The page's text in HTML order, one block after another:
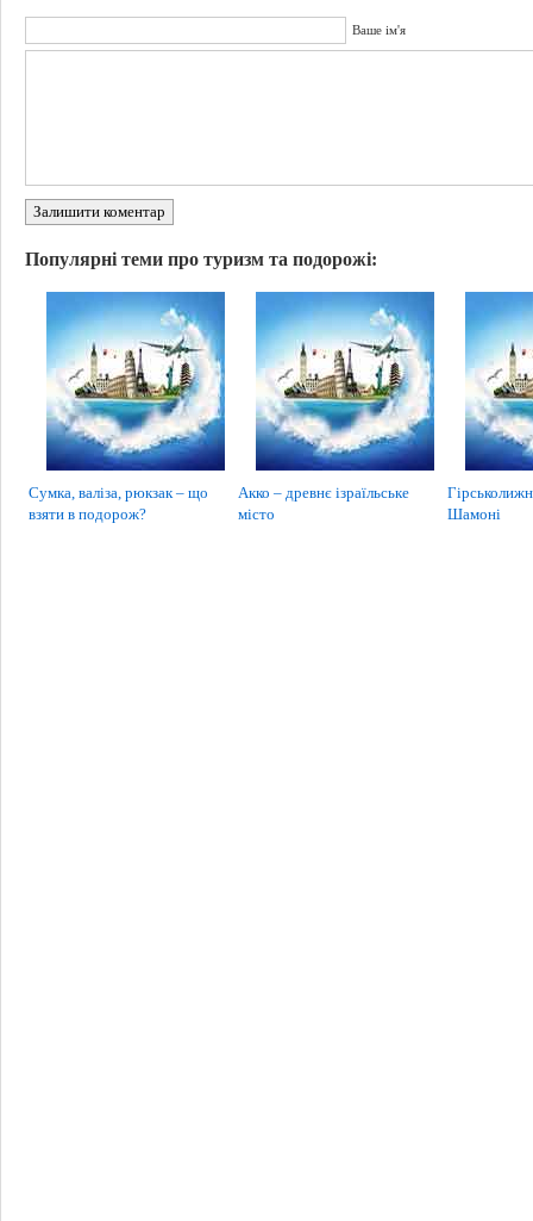
Ваше ім'я
Залишити коментар
Популярні теми про туризм та подорожі:
Сумка, валіза, рюкзак – що
взяти в подорож?
Акко – древнє ізраїльське
місто
Шамоні